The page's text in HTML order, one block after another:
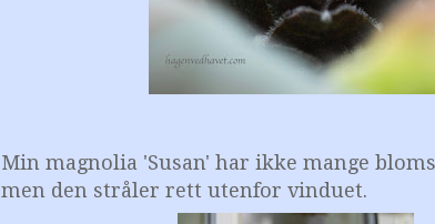
Min magnolia 'Susan' har ikke mange
men den stråler rett utenfor vinduet.